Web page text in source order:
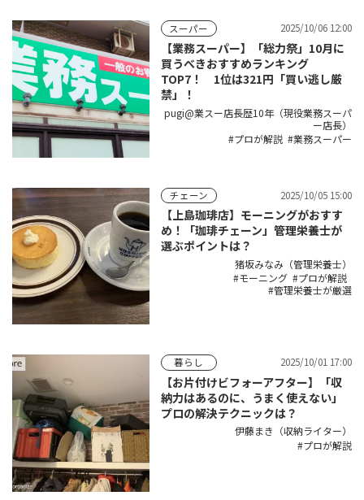
スーパー 2025/10/06 12:00
【業務スーパー】「総力祭」10月に
買うべきおすすめランキング
TOP7！ 1位は321円「買い逃し厳
禁」！
pugi@業スー店長歴10年（現役業務スーパ
ー店長）
プロが解説
業務スーパー
チェーン 2025/10/05 15:00
【上島珈琲店】モーニングがおすす
め！「珈琲チェーン」管理栄養士が
選ぶポイントは？
猪坂みなみ（管理栄養士）
モーニング
プロが解説
管理栄養士が厳選
暮らし 2025/10/01 17:00
【お片付けビフォーアフター】「収
納力はあるのに、うまく使えない」
プロの解決テクニックは？
伊藤まき（収納ライター）
プロが解説